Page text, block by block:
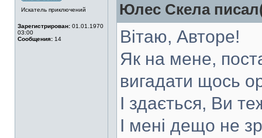
Искатель приключений
Зарегистрирован: 01.01.1970
03:00
Сообщения: 14
Юлес Скела
Вітаю, Авторе!
Як на мене,
вигадати щось
І здається, Ви
І мені дещо не